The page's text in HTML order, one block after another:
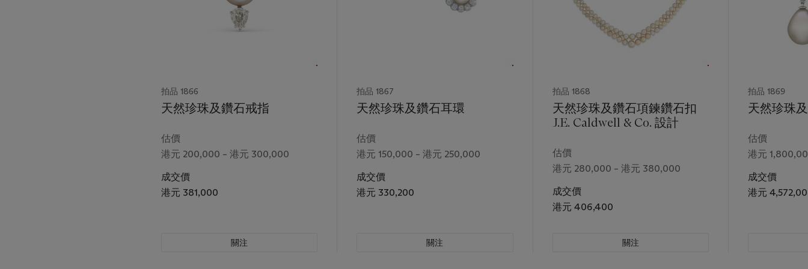
拍品 1866
天然珍珠及鑽石戒指
估價
港元 200,000 – 港元 300,000
成交價
港元 381,000
關注
拍品 1867
天然珍珠及鑽石耳環
估價
港元 150,000 – 港元 250,000
成交價
港元 330,200
關注
拍品 1868
天然珍珠及鑽石項鍊鑽石扣
J.E. Caldwell & Co. 設計
估價
港元 280,000 – 港元 380,000
成交價
港元 406,400
關注
拍品 1869
天然珍珠
估價
港元
成交價
港元